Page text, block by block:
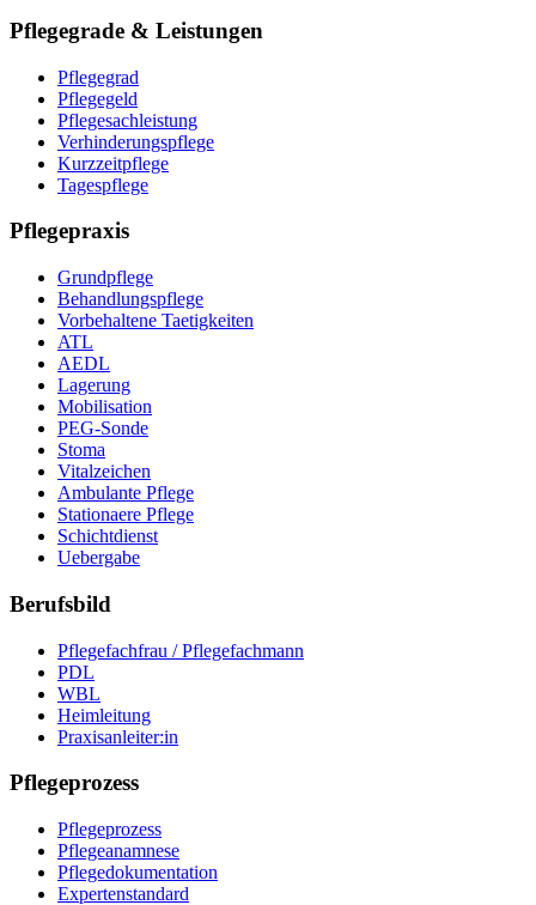
Pflegegrade & Leistungen
Pflegegrad
Pflegegeld
Pflegesachleistung
Verhinderungspflege
Kurzzeitpflege
Tagespflege
Pflegepraxis
Grundpflege
Behandlungspflege
Vorbehaltene Taetigkeiten
ATL
AEDL
Lagerung
Mobilisation
PEG-Sonde
Stoma
Vitalzeichen
Ambulante Pflege
Stationaere Pflege
Schichtdienst
Uebergabe
Berufsbild
Pflegefachfrau / Pflegefachmann
PDL
WBL
Heimleitung
Praxisanleiter:in
Pflegeprozess
Pflegeprozess
Pflegeanamnese
Pflegedokumentation
Expertenstandard